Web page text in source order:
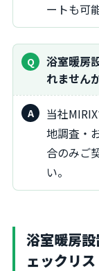
ートも可
浴室暖房設置業者へ相談したらしつこく営業さ
れません
当社MIRIXでは無理な営業は一切行いません。現
地調査・
合のみご
い。
浴室暖房
ェックリス